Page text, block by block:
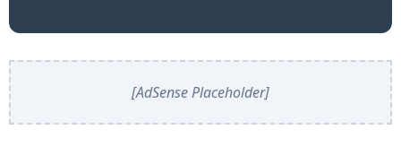
[AdSense Placeholder]